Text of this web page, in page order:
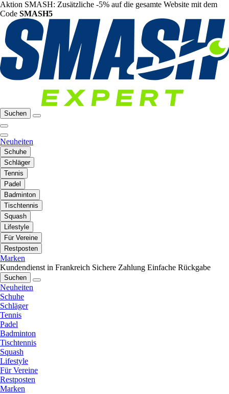
Aktion SMASH: Zusätzliche -5% auf die gesamte Website mit dem
Code SMASH5
Suchen
Neuheiten
Schuhe
Schläger
Tennis
Padel
Badminton
Tischtennis
Squash
Lifestyle
Für Vereine
Restposten
Marken
Kundendienst in Frankreich Sichere Zahlung Einfache Rückgabe
Suchen
Neuheiten
Schuhe
Schläger
Tennis
Padel
Badminton
Tischtennis
Squash
Lifestyle
Für Vereine
Restposten
Marken